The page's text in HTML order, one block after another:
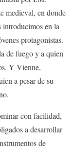
medieval, en donde
introducimos en la
protagonistas.
de fuego y a quien
Y Vienne,
a pesar de su
con facilidad,
a desarrollar
de